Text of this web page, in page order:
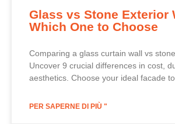
Glass vs Stone Exterior
Which One to Choose
Comparing a glass curtain wall vs
Uncover 9 crucial differences in cost,
aesthetics. Choose your ideal facade
PER SAPERNE DI PIÙ "